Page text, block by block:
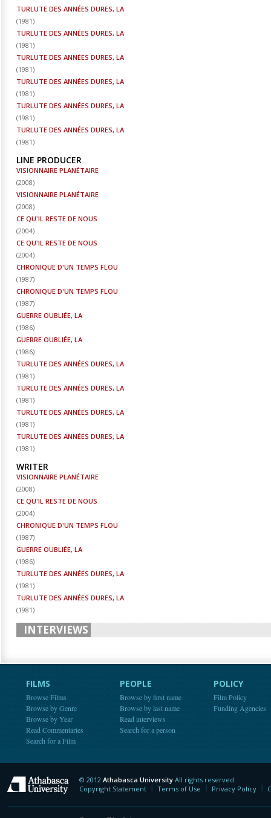
TURLUTE DES ANNÉES DURES, LA
(1981)
TURLUTE DES ANNÉES DURES, LA
(1981)
TURLUTE DES ANNÉES DURES, LA
(1981)
TURLUTE DES ANNÉES DURES, LA
(1981)
TURLUTE DES ANNÉES DURES, LA
(1981)
TURLUTE DES ANNÉES DURES, LA
(1981)
LINE PRODUCER
VISIONNAIRE PLANÉTAIRE
(2008)
VISIONNAIRE PLANÉTAIRE
(2008)
CE QU'IL RESTE DE NOUS
(2004)
CE QU'IL RESTE DE NOUS
(2004)
CHRONIQUE D'UN TEMPS FLOU
(1987)
CHRONIQUE D'UN TEMPS FLOU
(1987)
GUERRE OUBLIÉE, LA
(1986)
GUERRE OUBLIÉE, LA
(1986)
TURLUTE DES ANNÉES DURES, LA
(1981)
TURLUTE DES ANNÉES DURES, LA
(1981)
TURLUTE DES ANNÉES DURES, LA
(1981)
TURLUTE DES ANNÉES DURES, LA
(1981)
WRITER
VISIONNAIRE PLANÉTAIRE
(2008)
CE QU'IL RESTE DE NOUS
(2004)
CHRONIQUE D'UN TEMPS FLOU
(1987)
GUERRE OUBLIÉE, LA
(1986)
TURLUTE DES ANNÉES DURES, LA
(1981)
TURLUTE DES ANNÉES DURES, LA
(1981)
INTERVIEWS
FILMS
Browse Films
Browse by Genre
Browse by Year
Read Commentaries
Search for a Film
PEOPLE
Browse by first name
Browse by last name
Read interviews
Search for a person
POLICY
Film Policy
Funding Agencies
Athabasca University
© 2012 Athabasca University All rights reserved.
Copyright Statement
Terms of Use Privacy Policy